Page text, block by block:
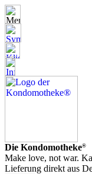
Die Kondomotheke®
Make love, not war.
Lieferung direkt aus